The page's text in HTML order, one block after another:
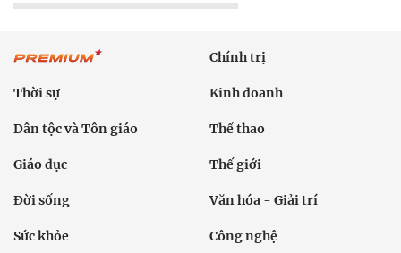
Chính trị
Thời sự Kinh doanh
Dân tộc và Tôn giáo Thể thao
Giáo dục Thế giới
Đời sống Văn hóa - Giải trí
Sức khỏe Công nghệ